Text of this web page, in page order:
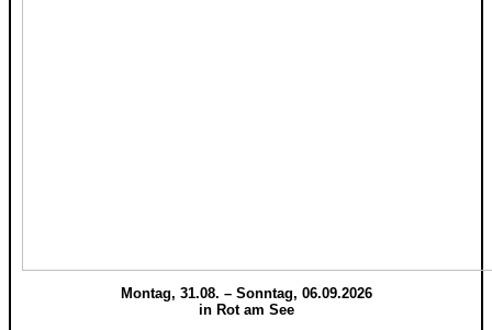
Montag, 31.08. – Sonntag, 06.09.2026
in Rot am See